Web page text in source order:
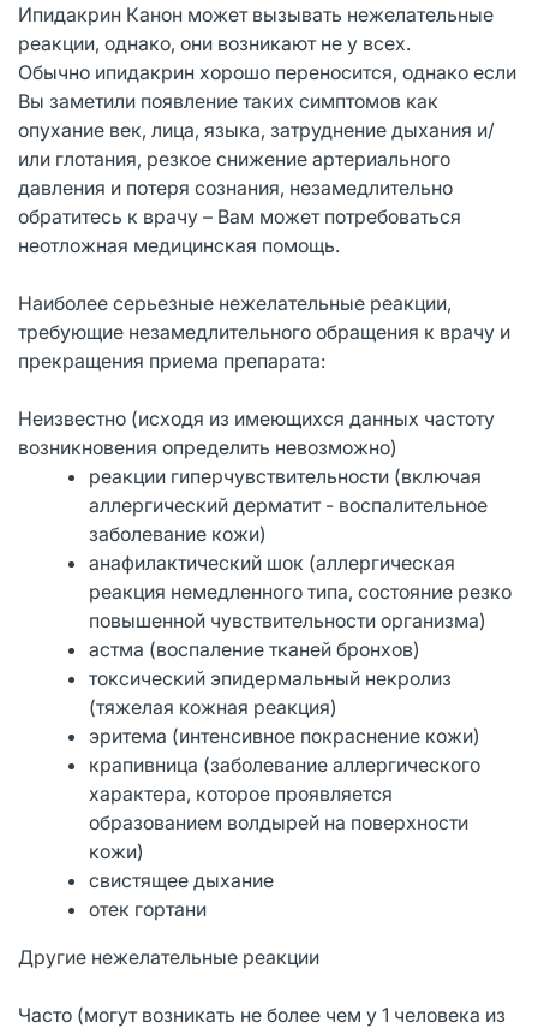
Ипидакрин Канон может вызывать нежелательные
реакции, однако, они возникают не у всех.
Обычно ипидакрин хорошо переносится, однако если
Вы заметили появление таких симптомов как
опухание век, лица, языка, затруднение дыхания и/
или глотания, резкое снижение артериального
давления и потеря сознания, незамедлительно
обратитесь к врачу – Вам может потребоваться
неотложная медицинская помощь.
Наиболее серьезные нежелательные реакции,
требующие незамедлительного обращения к врачу и
прекращения приема препарата:
Неизвестно (исходя из имеющихся данных частоту
возникновения определить невозможно)
реакции гиперчувствительности (включая
аллергический дерматит - воспалительное
заболевание кожи)
анафилактический шок (аллергическая
реакция немедленного типа, состояние резко
повышенной чувствительности организма)
астма (воспаление тканей бронхов)
токсический эпидермальный некролиз
(тяжелая кожная реакция)
эритема (интенсивное покраснение кожи)
крапивница (заболевание аллергического
характера, которое проявляется
образованием волдырей на поверхности
кожи)
свистящее дыхание
отек гортани
Другие нежелательные реакции
Часто (могут возникать не более чем у 1 человека из